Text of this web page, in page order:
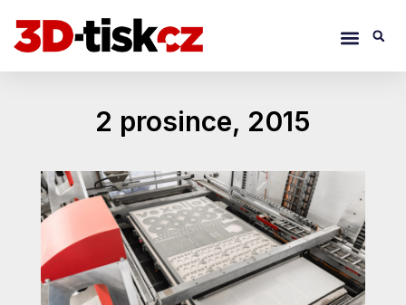
na
obsah
Menu
2 prosince, 2015